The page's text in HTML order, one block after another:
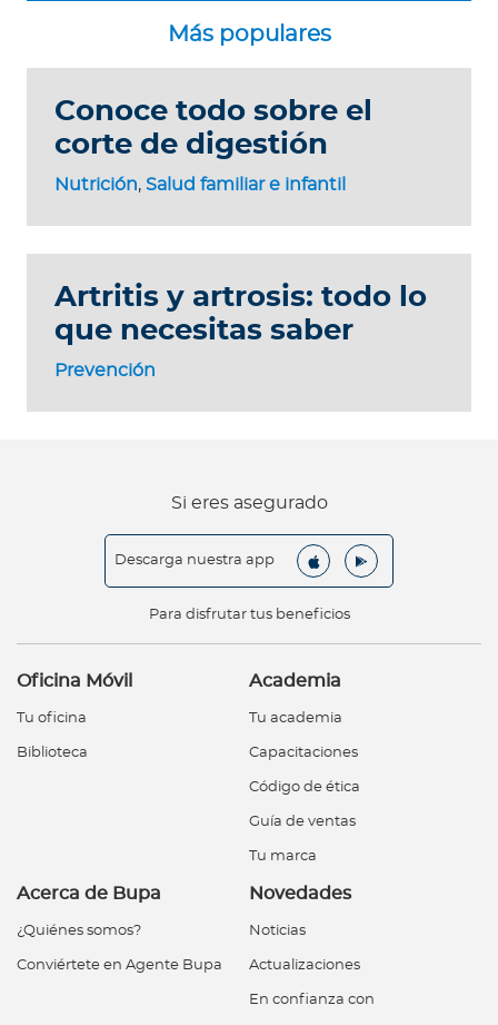
Nutrición, Salud familiar e infantil
Conoce todo sobre el
corte de digestión
Prevención
Artritis y artrosis: todo lo
que necesitas saber
Si eres asegurado
Descarga nuestra app
Para disfrutar tus beneficios
Oficina Móvil
Tu oficina
Biblioteca
Academia
Tu academia
Capacitaciones
Código de ética
Guía de ventas
Tu marca
Acerca de Bupa
¿Quiénes somos?
Conviértete en Agente Bupa
Novedades
Noticias
Actualizaciones
En confianza con